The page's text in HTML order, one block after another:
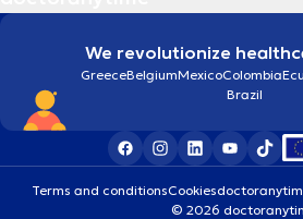
We revolutionize
GreeceBelgiumMexicoColombia
Brazil
Terms and conditionsCookies
© 2026